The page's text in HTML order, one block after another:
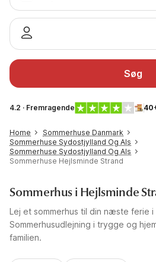
Søg
4.2 · Fremragende
Home
Sommerhuse Danmark
Sommerhuse Sydostjylland Og Als
Sommerhuse Sydostjylland Og Als
Sommerhuse Hejlsminde Strand
Sommerhus i Hejlsminde
Lej et sommerhus til din næste ferie i
Sommerhusudlejning i trygge og
familien.